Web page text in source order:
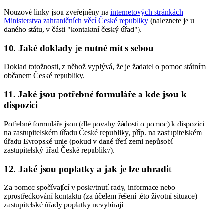
Nouzové linky jsou zveřejněny na internetových stránkách
Ministerstva zahraničních věcí České republiky (naleznete je u
daného státu, v části "kontaktní český úřad").
10. Jaké doklady je nutné mít s sebou
Doklad totožnosti, z něhož vyplývá, že je žadatel o pomoc státním
občanem České republiky.
11. Jaké jsou potřebné formuláře a kde jsou k
dispozici
Potřebné formuláře jsou (dle povahy žádosti o pomoc) k dispozici
na zastupitelském úřadu České republiky, příp. na zastupitelském
úřadu Evropské unie (pokud v dané třetí zemi nepůsobí
zastupitelský úřad České republiky).
12. Jaké jsou poplatky a jak je lze uhradit
Za pomoc spočívající v poskytnutí rady, informace nebo
zprostředkování kontaktu (za účelem řešení této životní situace)
zastupitelské úřady poplatky nevybírají.